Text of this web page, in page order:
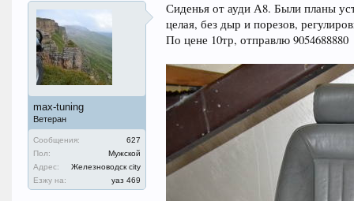
max-tuning
Ветеран
Сообщения:
627
Пол:
Мужской
Адрес:
Железноводск city
Езжу на:
уаз 469
Сиденья от ауди А8. Были планы
целая, без дыр и порезов,
По цене 10тр, отправлю 9054688880